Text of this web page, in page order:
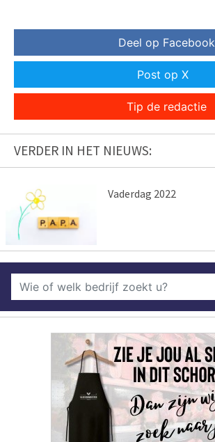
Deel op Facebook
Post op X
Tip de redactie
VERDER IN HET NIEUWS:
Vaderdag 2022